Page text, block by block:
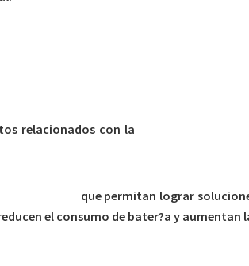
relacionados con la
que permitan lograr
el consumo de bater?a y aumentan